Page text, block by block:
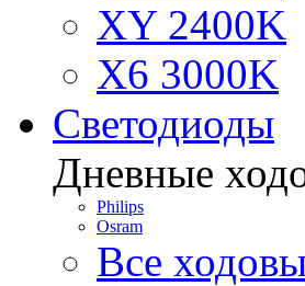
XY 2400K
X6 3000K
Светодиоды
Дневные
Philips
Osram
Все